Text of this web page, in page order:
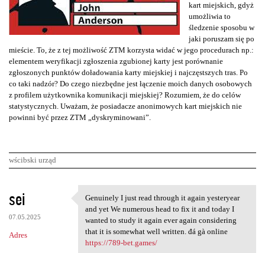
kart miejskich, gdyż
umożliwia to
śledzenie sposobu w
jaki poruszam się po
mieście. To, że z tej możliwość ZTM korzysta widać w jego procedurach np.:
elementem weryfikacji zgłoszenia zgubionej karty jest porównanie
zgłoszonych punktów doładowania karty miejskiej i najczęstszych tras. Po
co taki nadzór? Do czego niezbędne jest łączenie moich danych osobowych
z profilem użytkownika komunikacji miejskiej? Rozumiem, że do celów
statystycznych. Uważam, że posiadacze anonimowych kart miejskich nie
powinni być przez ZTM „dyskryminowani”.
wścibski urząd
K
o
m
e
sei
07.05.2025
Adres
Genuinely I just read through
Genuinely I just read through it again yesteryear
and yet We numerous head to fix it and today I
wanted to study it again ever again considering
that it is somewhat well written. đá gà online
https://789-bet.games/